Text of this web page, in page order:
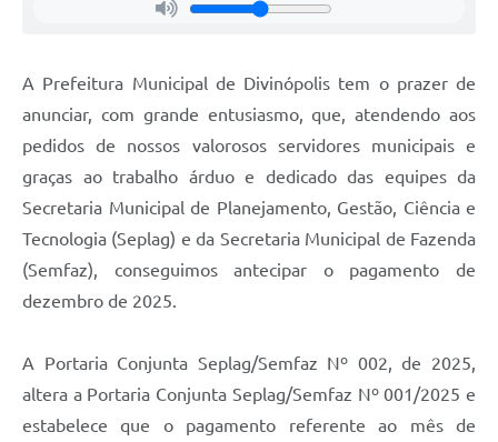
A Prefeitura Municipal de Divinópolis tem o prazer de
anunciar, com grande entusiasmo, que, atendendo aos
pedidos de nossos valorosos servidores municipais e
graças ao trabalho árduo e dedicado das equipes da
Secretaria Municipal de Planejamento, Gestão, Ciência e
Tecnologia (Seplag) e da Secretaria Municipal de Fazenda
(Semfaz), conseguimos antecipar o pagamento de
dezembro de 2025.
A Portaria Conjunta Seplag/Semfaz Nº 002, de 2025,
altera a Portaria Conjunta Seplag/Semfaz Nº 001/2025 e
estabelece que o pagamento referente ao mês de